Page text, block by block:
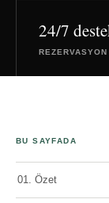
24/7
BU SAYFADA
01. Özet